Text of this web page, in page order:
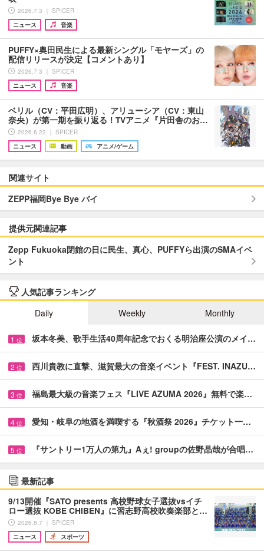
2026.7.3 ｜ SPICER
ニュース
音楽
PUFFY×奥田民生による最新シングル「モヤーズ」の
配信リリースが決定【コメントあり】
2026.7.3 ｜ SPICER
ニュース
音楽
ベリル（CV：平田広明）、アリューシア（CV：東山
奈央）が第一期を振り返る！TVアニメ『片田舎のお…
2026.6.22 ｜ SPICER
ニュース
動画 アニメ/ゲーム
関連サイト
ZEPP福岡Bye Bye バイ
提供元関連記事
Zepp Fukuoka閉館の日に民生、真心、PUFFYら出演のSMAイベ
ント
人気記事ランキング
Daily
Weekly Monthly
1 位 坂本冬美、歌手生活40周年記念でおくる明治座公演のメイ…
2 位 西川貴教に直撃、滋賀最大の音楽イベント『FEST. INAZU…
3 位 福島最大級の音楽フェス『LIVE AZUMA 2026』無料で楽…
4 位 愛知・岐阜の地酒を満喫する『秋酒祭 2026』チケット一…
5 位 『サントリー1万人の第九』Aぇ! groupの佐野晶哉が合唱…
最新記事
9/13開催『SATO presents 高校野球女子選抜vsイチ
ロー選抜 KOBE CHIBEN』に習志野高校吹奏楽部と…
2026.8.7 ｜ SPICER
ニュース
スポーツ